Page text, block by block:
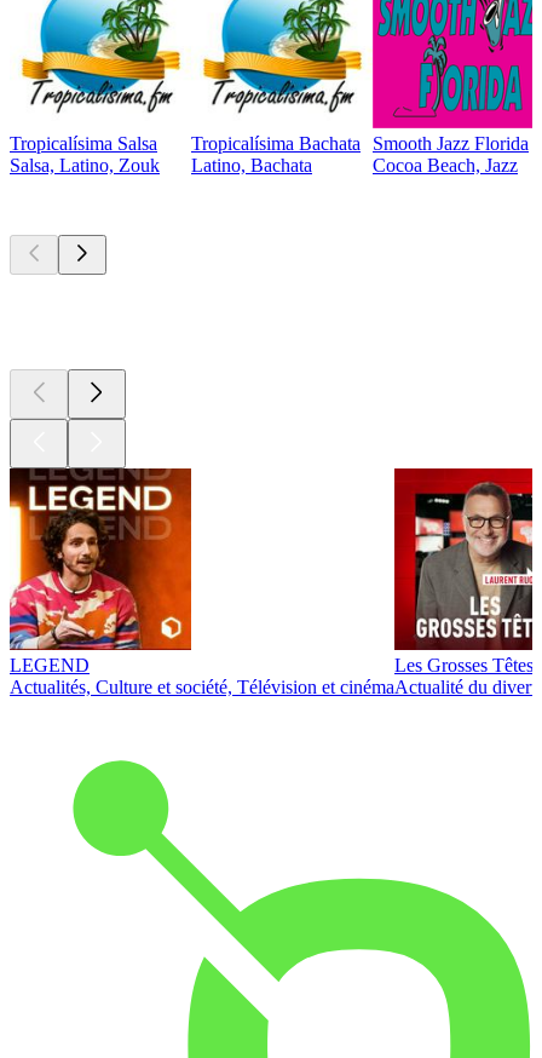
Tropicalísima Salsa
Salsa, Latino, Zouk
Tropicalísima Bachata
Latino, Bachata
Smooth Jazz Florida
Cocoa Beach, Jazz
LEGEND
Actualités, Culture et société, Télévision et cinéma
Les Grosses Têtes
Actualité du